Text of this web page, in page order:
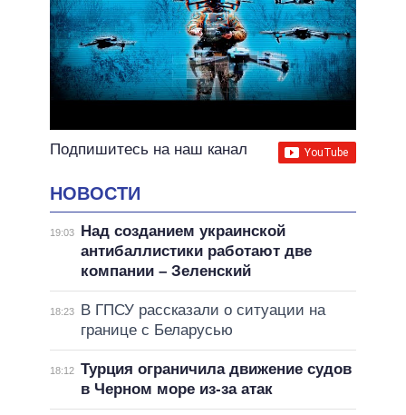
Подпишитесь на наш канал
НОВОСТИ
19:03
Над созданием украинской
антибаллистики работают две
компании – Зеленский
18:23
В ГПСУ рассказали о ситуации на
границе с Беларусью
18:12 Турция ограничила движение судов
в Черном море из-за атак